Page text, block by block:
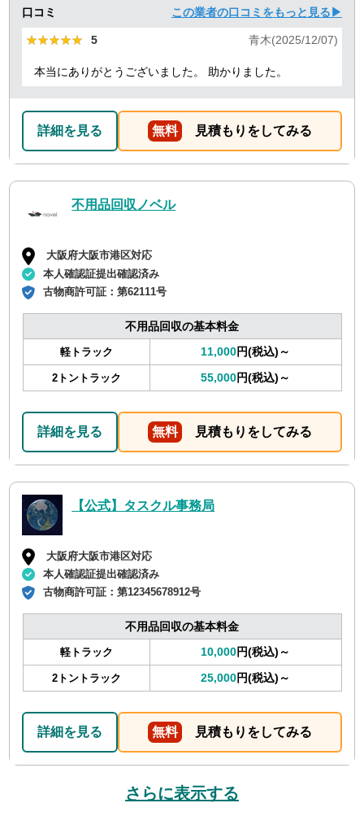
口コミ この業者の口コミをもっと見る▶
★★★★★
★★★★★ 5 青木(2025/12/07)
本当にありがとうございました。 助かりました。
詳細を見る 無料 見積もりをしてみる
不用品回収ノベル
大阪府大阪市港区対応
本人確認証提出確認済み
古物商許可証：第62111号
不用品回収の基本料金
軽トラック 11,000円(税込)～
2トントラック 55,000円(税込)～
詳細を見る 無料 見積もりをしてみる
【公式】タスクル事務局
大阪府大阪市港区対応
本人確認証提出確認済み
古物商許可証：第12345678912号
不用品回収の基本料金
軽トラック 10,000円(税込)～
2トントラック 25,000円(税込)～
詳細を見る 無料 見積もりをしてみる
さらに表示する